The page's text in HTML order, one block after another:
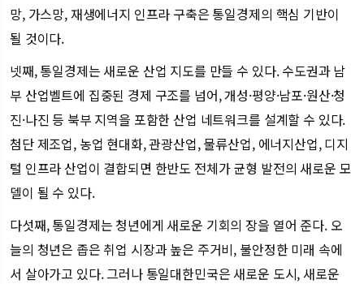
망, 가스망, 재생에너지 인프라 구축은 통일경제의 핵심 기반이
될 것이다.
넷째, 통일경제는 새로운 산업 지도를 만들 수 있다. 수도권과 남
부 산업벨트에 집중된 경제 구조를 넘어, 개성·평양·남포·원산·청
진·나진 등 북부 지역을 포함한 산업 네트워크를 설계할 수 있다.
첨단 제조업, 농업 현대화, 관광산업, 물류산업, 에너지산업, 디지
털 인프라 산업이 결합되면 한반도 전체가 균형 발전의 새로운 모
델이 될 수 있다.
다섯째, 통일경제는 청년에게 새로운 기회의 장을 열어 준다. 오
늘의 청년은 좁은 취업 시장과 높은 주거비, 불안정한 미래 속에
서 살아가고 있다. 그러나 통일대한민국은 새로운 도시, 새로운